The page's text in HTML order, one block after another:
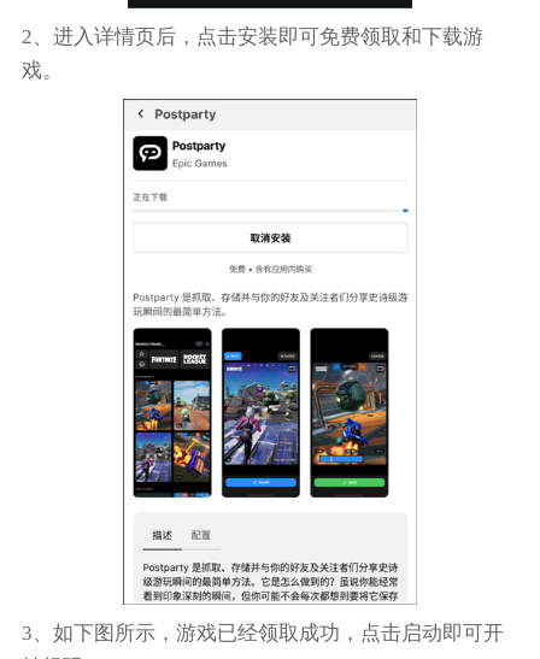
2、进入详情页后，点击安装即可免费领取和下载游
戏。
3、如下图所示，游戏已经领取成功，点击启动即可开